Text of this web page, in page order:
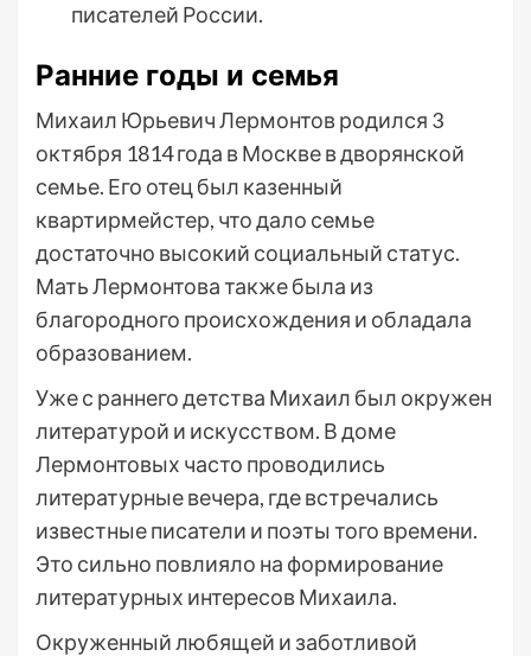
писателей России.
Ранние годы и семья
Михаил Юрьевич Лермонтов родился 3
октября 1814 года в Москве в дворянской
семье. Его отец был казенный
квартирмейстер, что дало семье
достаточно высокий социальный статус.
Мать Лермонтова также была из
благородного происхождения и обладала
образованием.
Уже с раннего детства Михаил был окружен
литературой и искусством. В доме
Лермонтовых часто проводились
литературные вечера, где встречались
известные писатели и поэты того времени.
Это сильно повлияло на формирование
литературных интересов Михаила.
Окруженный любящей и заботливой